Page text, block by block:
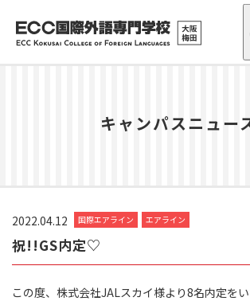
キャンパスニュー
2022.04.12 国際エアライン エアライン
祝!!GS内定♡
この度、株式会社JALスカイ様より8名内定を